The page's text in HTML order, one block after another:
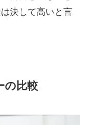
決して高いと言
の比較